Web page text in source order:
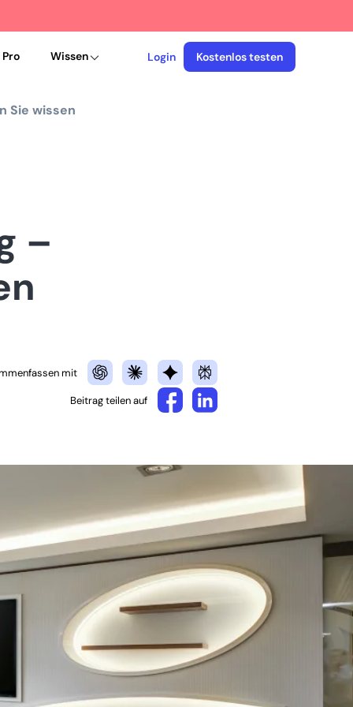
Wissen Login Kostenlos testen
Sie wissen
–
mit
Beitrag teilen auf